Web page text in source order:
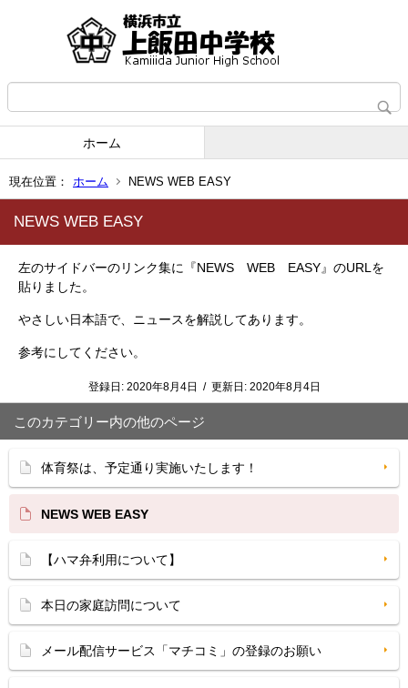
ホーム
現在位置： ホーム NEWS WEB EASY
NEWS WEB EASY
左のサイドバーのリンク集に『NEWS WEB EASY』のURLを
貼りました。
やさしい日本語で、ニュースを解説してあります。
参考にしてください。
登録日: 2020年8月4日 / 更新日: 2020年8月4日
このカテゴリー内の他のページ
体育祭は、予定通り実施いたします！
NEWS WEB EASY
【ハマ弁利用について】
本日の家庭訪問について
メール配信サービス「マチコミ」の登録のお願い